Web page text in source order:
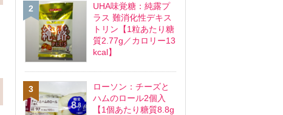
UHA味覚糖：純露プ
ラス 難消化性デキス
トリン【1粒あたり糖
質2.77g／カロリー13
kcal】
ローソン：チーズと
ハムのロール2個入
【1個あたり糖質8.8g